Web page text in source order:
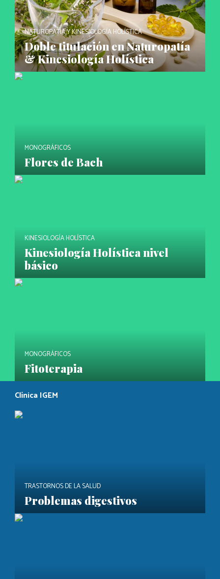
NATUROPATÍA Y KINESIOLOGÍA HOLÍSTICA
Doble titulación en Naturopatía
& Kinesiología Holística
MONOGRÁFICOS
Flores de Bach
KINESIOLOGÍA HOLÍSTICA
Kinesiología Holística nivel
básico
MONOGRÁFICOS
Fitoterapia
Clínica IGEM
TRASTORNOS DE LA SALUD
Problemas digestivos